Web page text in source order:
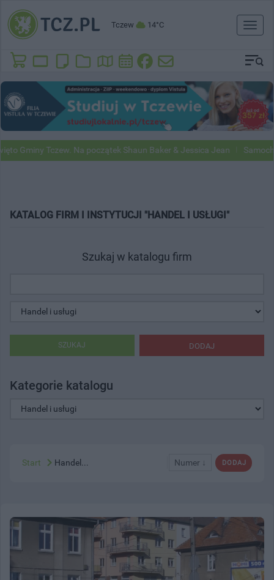
Tczew 14°C
Toggle
Tczew. Na początek Shaun Baker & Jessica Jean Samochody
KATALOG FIRM I INSTYTUCJI "HANDEL I USŁUGI"
Szukaj w katalogu firm
DODAJ
SZUKAJ
Kategorie katalogu
DODAJ
Numer ↓
Start Handel...